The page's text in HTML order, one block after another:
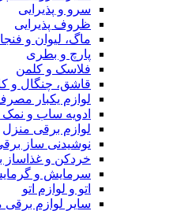
سرو و پذیرایی
ظروف پذیرایی
ماگ، لیوان و
پارچ و بطری
فلاسک و کلمن
قاشق، چنگال و
لوازم یکبار
ادویه ساب و
لوازم برقی منزل
نوشیدنی ساز
خردکن و غذاساز
سرمایش و
اتو و لوازم اتو
سایر لوازم برقی